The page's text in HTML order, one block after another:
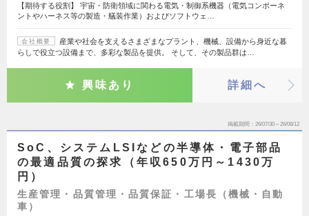
【期待する役割】 宇宙・防衛領域に関わる電気・制御系機器（電気コンポーネ
ントやハーネス等の製造・艤装作業）およびソフトウェ…
会社概要
産業や社会を支えるさまざまなプラント、機械、設備から身近な暮
らしで役立つ設備まで、多彩な製品を提供。 そして、その製品群は…
興味あり 詳細へ
掲載期間 26/07/30～26/08/12
SoC、システムLSIなどの半導体・電子部品
の最適品質の探求（年収650万円～1430万
円）
生産管理・品質管理・品質保証・工場長（機械・自動
車）